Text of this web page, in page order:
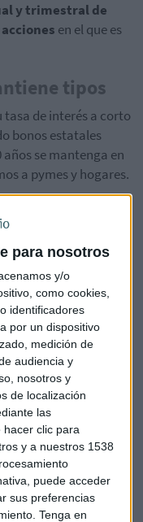
para nosotros
y/o
como cookies,
identificadores
por un dispositivo
medición de
audiencia y
nosotros y
de localización
las
clic para
y a nuestros 1538
puede acceder
sus preferencias
Tenga en
y trimestral de
en el que es
tipos
de interés a corto
bonos estatales
se mantenga en
a pymes y hogares.
por este
de Covid-19
en el caso de Japón
en tercer lugar, la
el de la Reserva
que elevaron las
arraigue en sus
de los alimentos
un 0,6% en tasa
en dos años
ha subido más de